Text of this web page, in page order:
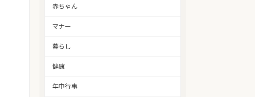
赤ちゃん
マナー
暮らし
健康
年中行事